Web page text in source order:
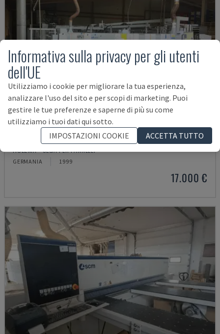
HOLZMA - SEGA PER PANNELLI
GERMANIA 1999
17.000 €
Informativa sulla privacy per gli utenti
dell'UE
Utilizziamo i cookie per migliorare la tua esperienza,
analizzare l'uso del sito e per scopi di marketing. Puoi
gestire le tue preferenze e saperne di più su come
utilizziamo i tuoi dati qui sotto.
IMPOSTAZIONI COOKIE
ACCETTA TUTTO